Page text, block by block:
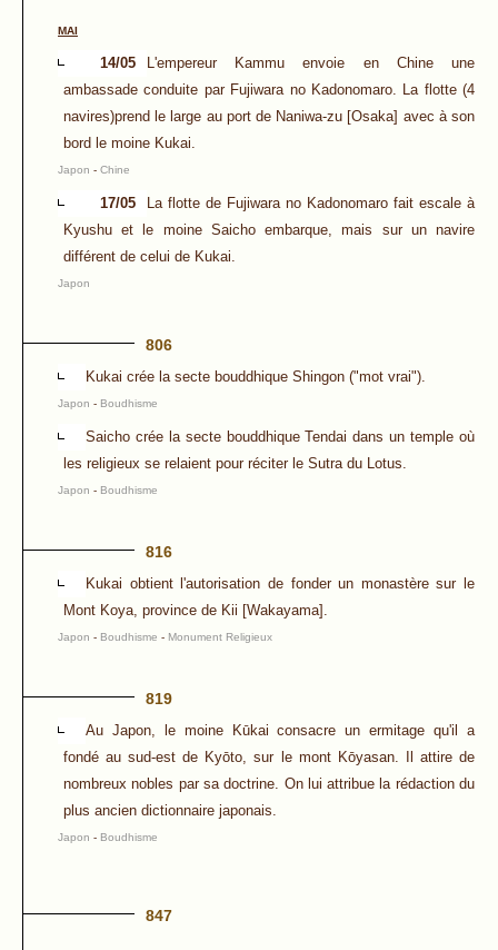
MAI
14/05
L'empereur Kammu envoie en Chine une
ambassade conduite par Fujiwara no Kadonomaro. La flotte (4
navires)prend le large au port de Naniwa-zu [Osaka] avec à son
bord le moine Kukai.
Japon - Chine
17/05
La flotte de Fujiwara no Kadonomaro fait escale à
Kyushu et le moine Saicho embarque, mais sur un navire
différent de celui de Kukai.
Japon
806
Kukai crée la secte bouddhique Shingon ("mot vrai").
Japon - Boudhisme
Saicho crée la secte bouddhique Tendai dans un temple où
les religieux se relaient pour réciter le Sutra du Lotus.
Japon - Boudhisme
816
Kukai obtient l'autorisation de fonder un monastère sur le
Mont Koya, province de Kii [Wakayama].
Japon - Boudhisme - Monument Religieux
819
Au Japon, le moine Kūkai consacre un ermitage qu'il a
fondé au sud-est de Kyōto, sur le mont Kōyasan. Il attire de
nombreux nobles par sa doctrine. On lui attribue la rédaction du
plus ancien dictionnaire japonais.
Japon - Boudhisme
847